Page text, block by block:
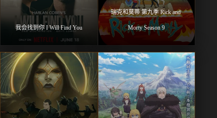
我会找到你 I Will Find You
瑞克和莫蒂 第九季 Rick and
Morty Season 9